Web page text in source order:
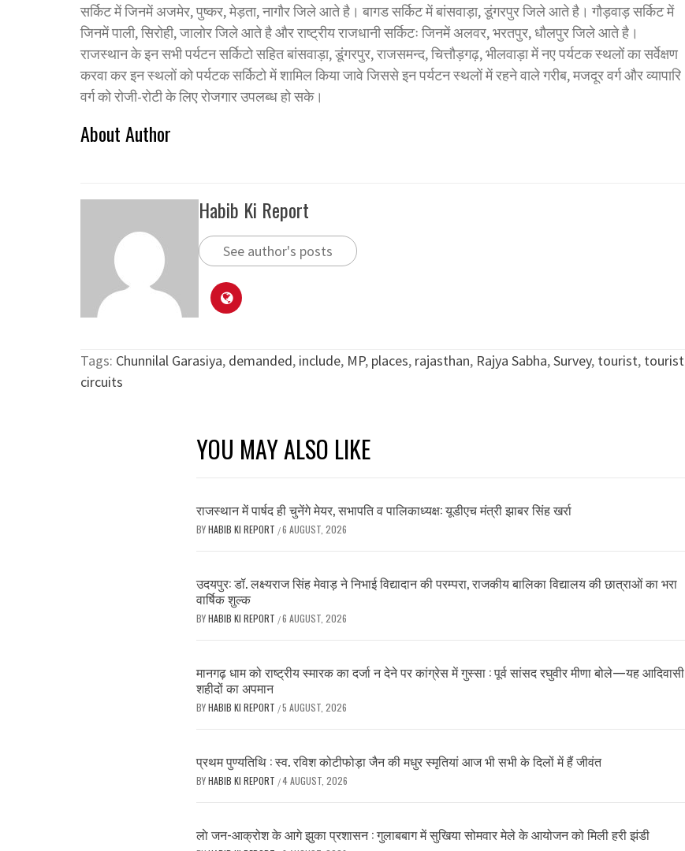
सर्किट में जिनमें अजमेर, पुष्कर, मेड़ता, नागौर जिले आते है। बागड सर्किट में बांसवाड़ा, डूंगरपुर जिले आते है। गौड़वाड़ सर्किट में
जिनमें पाली, सिरोही, जालोर जिले आते है और राष्ट्रीय राजधानी सर्किटः जिनमें अलवर, भरतपुर, धौलपुर जिले आते है।
राजस्थान के इन सभी पर्यटन सर्किटो सहित बांसवाड़ा, डूंगरपुर, राजसमन्द, चित्तौड़गढ़, भीलवाड़ा में नए पर्यटक स्थलों का सर्वेक्षण
करवा कर इन स्थलों को पर्यटक सर्किटो में शामिल किया जावे जिससे इन पर्यटन स्थलों में रहने वाले गरीब, मजदूर वर्ग और व्यापारि
वर्ग को रोजी-रोटी के लिए रोजगार उपलब्ध हो सके।
About Author
Habib Ki Report
See author's posts
Tags: Chunnilal Garasiya, demanded, include, MP, places, rajasthan, Rajya Sabha,Survey, tourist, tourist
circuits
YOU MAY ALSO LIKE
राजस्थान में पार्षद ही चुनेंगे मेयर, सभापति व पालिकाध्यक्ष: यूडीएच मंत्री झाबर सिंह खर्रा
BYHABIB KI REPORT /6 AUGUST, 2026
उदयपुर: डॉ. लक्ष्यराज सिंह मेवाड़ ने निभाई विद्यादान की परम्परा, राजकीय बालिका विद्यालय की छात्राओं का भरा
वार्षिक शुल्क
BYHABIB KI REPORT /6 AUGUST, 2026
मानगढ़ धाम को राष्ट्रीय स्मारक का दर्जा न देने पर कांग्रेस में गुस्सा : पूर्व सांसद रघुवीर मीणा बोले—यह आदिवासी
शहीदों का अपमान
BYHABIB KI REPORT /5 AUGUST, 2026
प्रथम पुण्यतिथि : स्व. रविश कोटीफोड़ा जैन की मधुर स्मृतियां आज भी सभी के दिलों में हैं जीवंत
BYHABIB KI REPORT /4 AUGUST, 2026
लाे जन-आक्रोश के आगे झुका प्रशासन : गुलाबबाग में सुखिया सोमवार मेले के आयोजन को मिली हरी झंडी